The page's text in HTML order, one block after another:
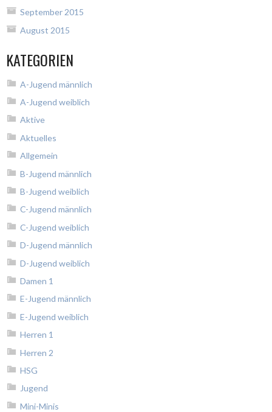
September 2015
August 2015
KATEGORIEN
A-Jugend männlich
A-Jugend weiblich
Aktive
Aktuelles
Allgemein
B-Jugend männlich
B-Jugend weiblich
C-Jugend männlich
C-Jugend weiblich
D-Jugend männlich
D-Jugend weiblich
Damen 1
E-Jugend männlich
E-Jugend weiblich
Herren 1
Herren 2
HSG
Jugend
Mini-Minis